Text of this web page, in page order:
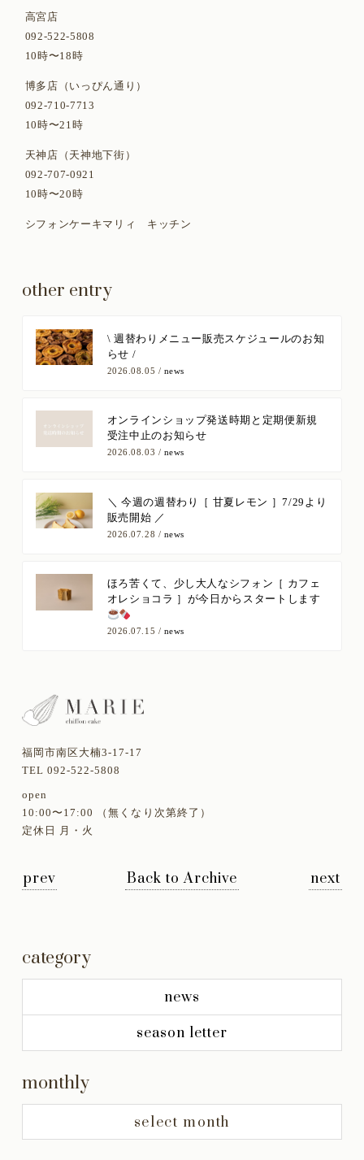
高宮店
092-522-5808
10時〜18時
博多店（いっぴん通り）
092-710-7713
10時〜21時
天神店（天神地下街）
092-707-0921
10時〜20時
シフォンケーキマリィ キッチン
other entry
​\ 週替わりメニュー販売スケジュールのお知
らせ /
2026.08.05 / news
オンラインショップ発送時期と定期便新規
受注中止のお知らせ
2026.08.03 / news
＼ 今週の週替わり［ 甘夏レモン ］7/29より
販売開始 ／
2026.07.28 / news
ほろ苦くて、少し大人なシフォン［ カフェ
オレショコラ ］が今日からスタートします
2026.07.15 / news
福岡市南区大楠3-17-17
TEL 092-522-5808
open
10:00〜17:00 （無くなり次第終了）
定休日 月・火
prev next
Back to Archive
category
news
season letter
monthly
select month